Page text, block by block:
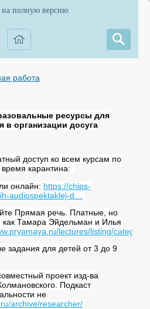
на полную версию
работа
ресурсы для
в организации досуга
доступ ко всем курсам по
карантина:
онлайн: https://chips-
audiospektaklej-d…
Прямая речь. Платные, но
как Тамара Эйдельман и Илья
lectures/listing/category/
задания для детей от 3 до 9
проект изд-ва
Подкаст
не
archive/researcher/